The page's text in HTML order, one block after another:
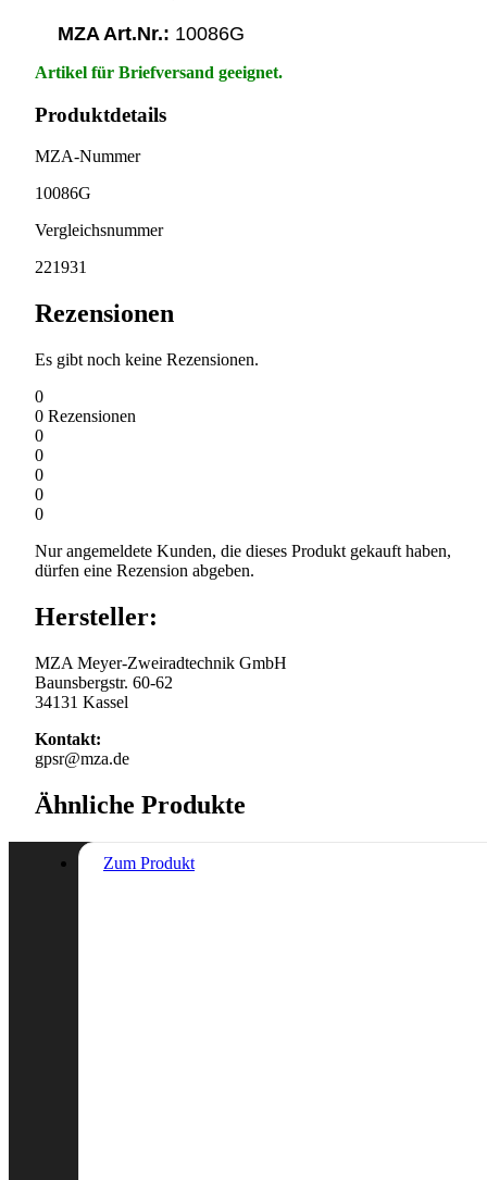
MZA Art.Nr.: 10086G
Artikel für Briefversand geeignet.
Produktdetails
MZA-Nummer
10086G
Vergleichsnummer
221931
Rezensionen
Es gibt noch keine Rezensionen.
0
0 Rezensionen
0
0
0
0
0
Nur angemeldete Kunden, die dieses Produkt gekauft haben,
dürfen eine Rezension abgeben.
Hersteller:
MZA Meyer-Zweiradtechnik GmbH
Baunsbergstr. 60-62
34131 Kassel
Kontakt:
gpsr@mza.de
Ähnliche Produkte
Zum Produkt